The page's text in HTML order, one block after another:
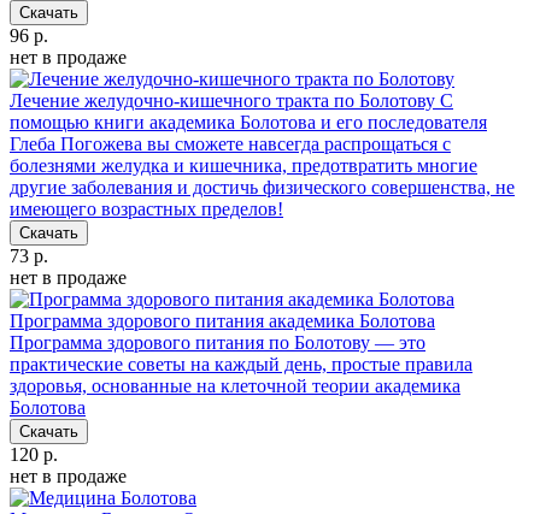
Скачать
96 р.
нет в продаже
Лечение желудочно-кишечного тракта по Болотову С
помощью книги академика Болотова и его последователя
Глеба Погожева вы сможете навсегда распрощаться с
болезнями желудка и кишечника, предотвратить многие
другие заболевания и достичь физического совершенства, не
имеющего возрастных пределов!
Скачать
73 р.
нет в продаже
Программа здорового питания академика Болотова
Программа здорового питания по Болотову — это
практические советы на каждый день, простые правила
здоровья, основанные на клеточной теории академика
Болотова
Скачать
120 р.
нет в продаже